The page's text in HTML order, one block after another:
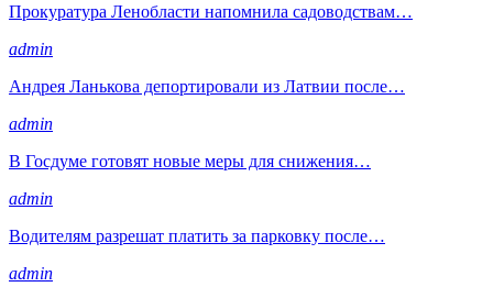
Прокуратура Ленобласти напомнила садоводствам…
admin
Андрея Ланькова депортировали из Латвии после…
admin
В Госдуме готовят новые меры для снижения…
admin
Водителям разрешат платить за парковку после…
admin